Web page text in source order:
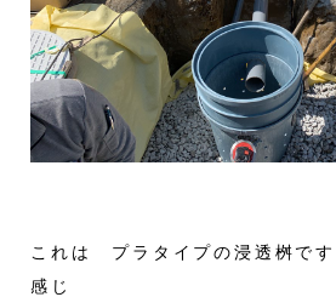
これは プラタイプの浸透桝で
感じ